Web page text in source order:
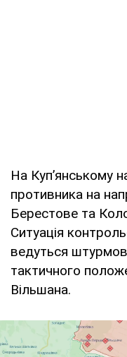
На Куп’янському
противника на
Берестове та
Ситуація
ведуться
тактичного
Вільшана.